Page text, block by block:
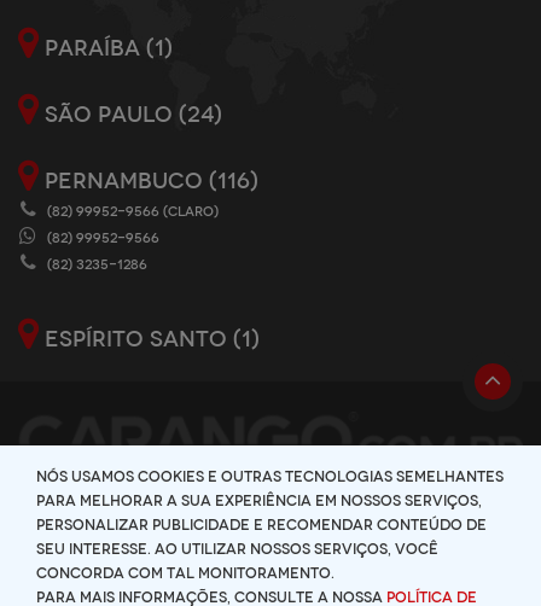
Nós usamos cookies e outras tecnologias semelhantes
para melhorar a sua experiência em nossos serviços,
personalizar publicidade e recomendar conteúdo de
seu interesse. Ao utilizar nossos serviços, você
concorda com tal monitoramento.
Para mais informações, consulte a nossa Política de
PARAÍBA (1)
SÃO PAULO (24)
PERNAMBUCO (116)
(82) 99952-9566 (CLARO)
(82) 99952-9566
(82) 3235-1286
ESPÍRITO SANTO (1)
|